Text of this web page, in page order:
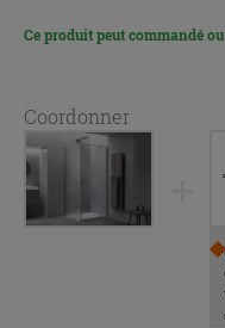
Ce produit peut commandé
Coordonner